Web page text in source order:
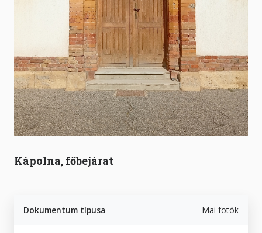
Kápolna, főbejárat
Dokumentum típusa Mai fotók